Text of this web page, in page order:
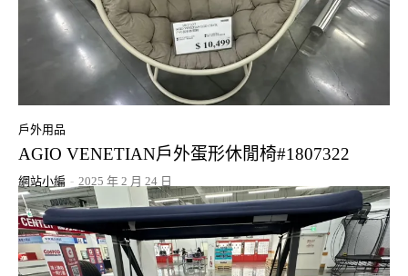
戶外用品
AGIO VENETIAN戶外蛋形休閒椅#1807322
網站小編 - 2025 年 2 月 24 日